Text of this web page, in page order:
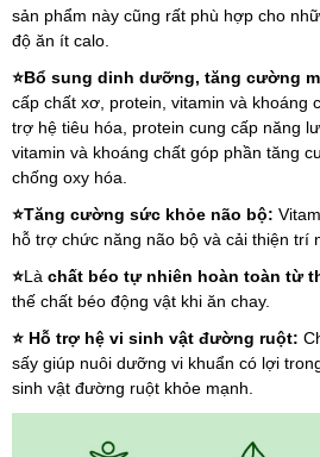
sản phẩm này cũng rất phù hợp cho
độ ăn ít calo.
⭐Bổ sung dinh dưỡng, tăng cường
cấp chất xơ, protein, vitamin và khoáng
trợ hệ tiêu hóa, protein cung cấp năng
vitamin và khoáng chất góp phần tăng
chống oxy hóa.
⭐Tăng cường sức khỏe não bộ:
hỗ trợ chức năng não bộ và cải thiện trí
⭐Là chất béo tự nhiên hoàn toàn từ
thế chất béo động vật khi ăn chay.
⭐ Hỗ trợ hệ vi sinh vật đường ruột:
sấy giúp nuôi dưỡng vi khuẩn có lợi
sinh vật đường ruột khỏe mạnh.